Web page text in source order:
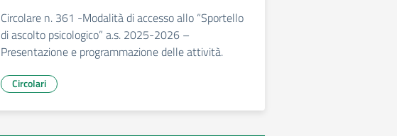
Circolare n. 361 -Modalità di accesso allo “Sportello
di ascolto psicologico” a.s. 2025-2026 –
Presentazione e programmazione delle attività.
Circolari